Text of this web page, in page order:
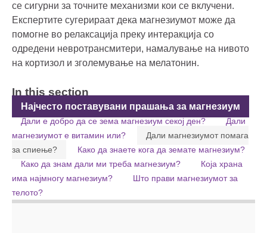
се сигурни за точните механизми кои се вклучени.
Експертите сугерираат дека магнезиумот може да
помогне во релаксација преку интеракција со
одредени невротрансмитери, намалување на нивото
на кортизол и зголемување на мелатонин.
In this section
Најчесто поставувани прашања за магнезиум
Дали е добро да се зема магнезиум секој ден?
Дали
магнезиумот е витамин или?
Дали магнезиумот помага
за спиење?
Како да знаете кога да земате магнезиум?
Како да знам дали ми треба магнезиум?
Која храна
има најмногу магнезиум?
Што прави магнезиумот за
телото?